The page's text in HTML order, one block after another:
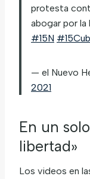
protesta
abogar por
#15N
— el Nuevo
2021
En un
libertad»
Los videos en